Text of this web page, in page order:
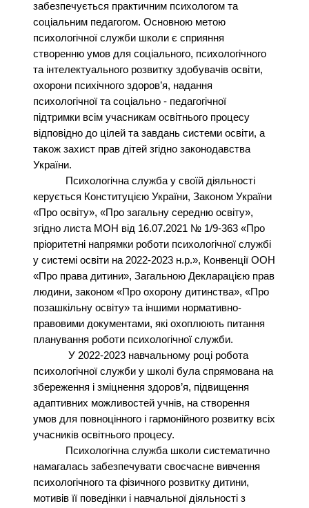
забезпечується практичним психологом та
соціальним педагогом. Основною метою
психологічної служби школи є сприяння
створенню умов для соціального, психологічного
та інтелектуального розвитку здобувачів освіти,
охорони психічного здоров’я, надання
психологічної та соціально - педагогічної
підтримки всім учасникам освітнього процесу
відповідно до цілей та завдань системи освіти, а
також захист прав дітей згідно законодавства
України.
Психологічна служба у своїй діяльності
керується Конституцією України, Законом України
«Про освіту», «Про загальну середню освіту»,
згідно листа МОН від 16.07.2021 № 1/9-363 «Про
пріоритетні напрямки роботи психологічної службі
у системі освіти на 2022-2023 н.р.», Конвенції ООН
«Про права дитини», Загальною Декларацією прав
людини, законом «Про охорону дитинства», «Про
позашкільну освіту» та іншими нормативно-
правовими документами, які охоплюють питання
планування роботи психологічної служби.
У 2022-2023 навчальному році робота
психологічної служби у школі була спрямована на
збереження і зміцнення здоров’я, підвищення
адаптивних можливостей учнів, на створення
умов для повноцінного і гармонійного розвитку всіх
учасників освітнього процесу.
Психологічна служба школи систематично
намагалась забезпечувати своєчасне вивчення
психологічного та фізичного розвитку дитини,
мотивів її поведінки і навчальної діяльності з